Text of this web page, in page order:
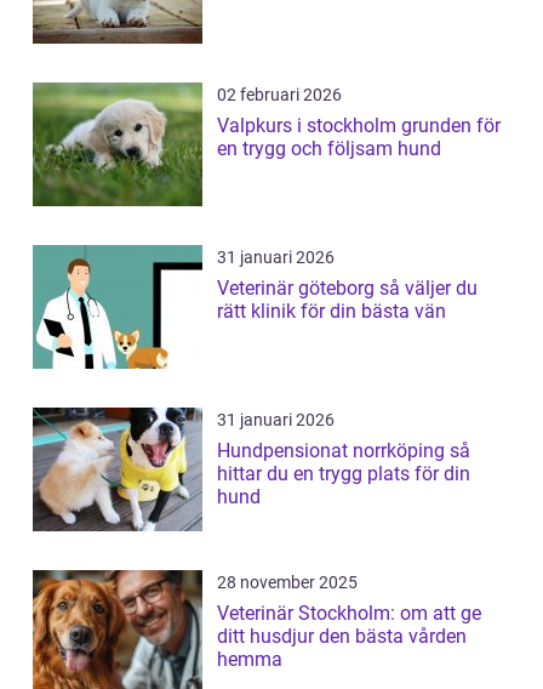
02 februari 2026
Valpkurs i stockholm grunden för
en trygg och följsam hund
31 januari 2026
Veterinär göteborg så väljer du
rätt klinik för din bästa vän
31 januari 2026
Hundpensionat norrköping så
hittar du en trygg plats för din
hund
28 november 2025
Veterinär Stockholm: om att ge
ditt husdjur den bästa vården
hemma